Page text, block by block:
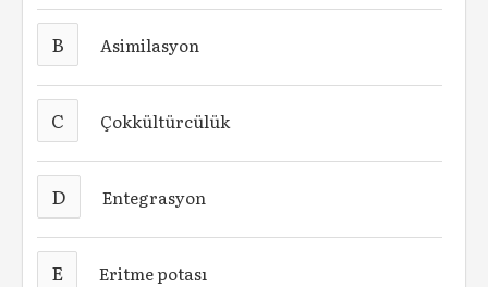
B Asimilasyon
C Çokkültürcülük
D Entegrasyon
E Eritme potası